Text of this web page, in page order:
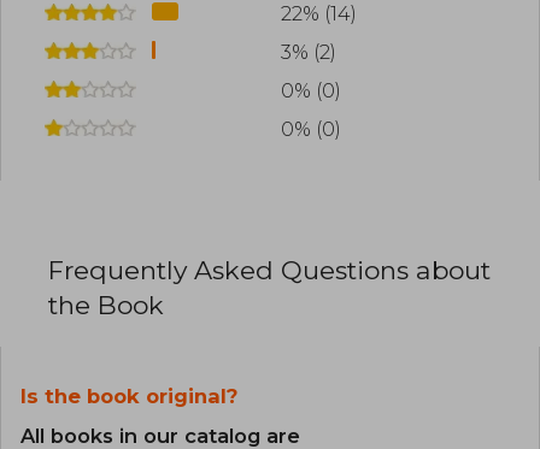
22% (14)
3% (2)
0% (0)
0% (0)
Frequently Asked Questions about
the Book
Is the book original?
All books in our catalog are